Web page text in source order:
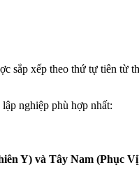
sắp xếp theo thứ tự tiên từ
nghiệp phù hợp nhất:
Y) và Tây Nam (Phục